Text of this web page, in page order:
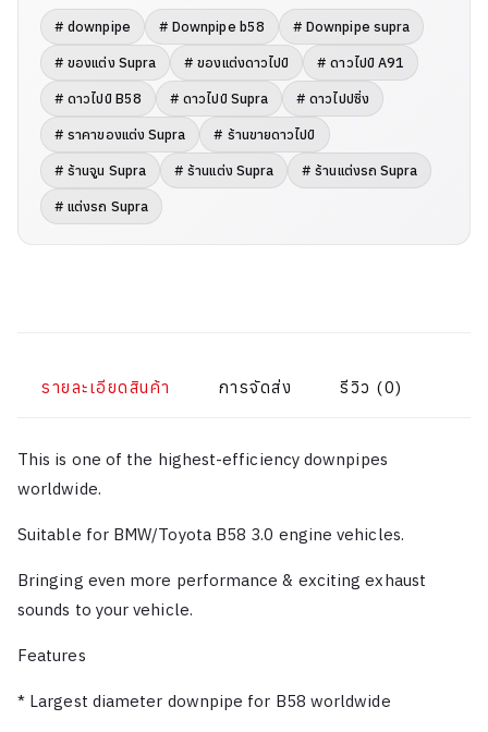
# downpipe # Downpipe b58 # Downpipe supra
# ของแต่ง Supra # ของแต่งดาวไปป์ # ดาวไปป์ A91
# ดาวไปป์ B58 # ดาวไปป์ Supra # ดาวไปปซิ่ง
# ราคาของแต่ง Supra # ร้านขายดาวไปป์
# ร้านจูน Supra # ร้านแต่ง Supra # ร้านแต่งรถ Supra
# แต่งรถ Supra
รายละเอียดสินค้า การจัดส่ง รีวิว (0)
This is one of the highest-efficiency downpipes
worldwide.
Suitable for BMW/Toyota B58 3.0 engine vehicles.
Bringing even more performance & exciting exhaust
sounds to your vehicle.
Features
* Largest diameter downpipe for B58 worldwide